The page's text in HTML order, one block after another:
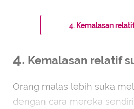
4. Kemalasan
4. Kemalasan relatif
Orang malas lebih suka
dengan cara mereka